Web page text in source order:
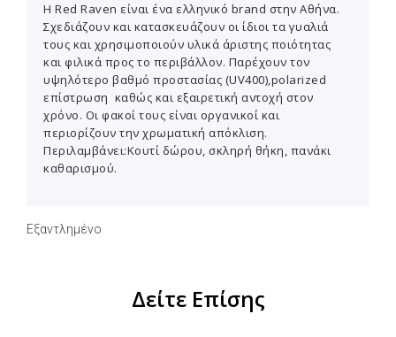
Η Red Raven είναι ένα ελληνικό brand στην Αθήνα.
Σχεδιάζουν και κατασκευάζουν οι ίδιοι τα γυαλιά
τους και χρησιμοποιούν υλικά άριστης ποιότητας
και φιλικά προς το περιβάλλον. Παρέχουν τον
υψηλότερο βαθμό προστασίας (UV400),polarized
επίστρωση καθώς και εξαιρετική αντοχή στον
χρόνο. Οι φακοί τους είναι οργανικοί και
περιορίζουν την χρωματική απόκλιση.
Περιλαμβάνει:Κουτί δώρου, σκληρή θήκη, πανάκι
καθαρισμού.
Εξαντλημένο
Δείτε Επίσης